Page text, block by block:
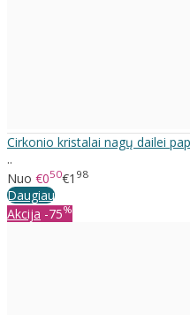
Cirkonio kristalai nagų dailei
..
Nuo €050€1 98
Daugiau
Akcija -75%